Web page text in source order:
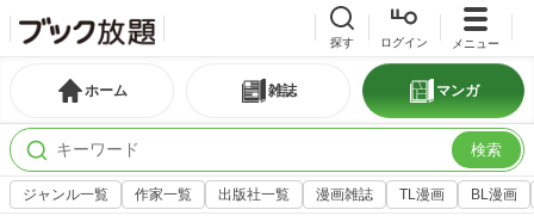
探す ログイン メニュー
ホーム 雑誌 マンガ
検索
ジャンル一覧 作家一覧 出版社一覧 漫画雑誌 TL漫画 BL漫画